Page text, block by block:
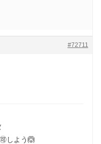
#72711
しよう🙆